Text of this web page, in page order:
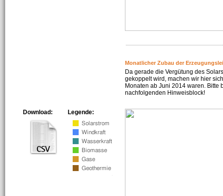
Monatlicher Zubau der
Da gerade die Vergütung des
gekoppelt wird, machen wir hier
Monaten ab Juni 2014 waren. Bitte
nachfolgenden Hinweisblock!
Legende:
Download: